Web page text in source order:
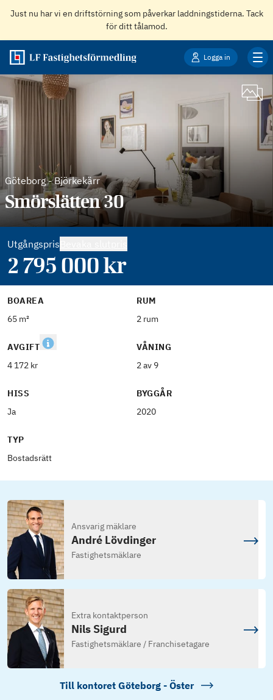
Just nu har vi en driftstörning som påverkar laddningstiderna. Tack
för ditt tålamod.
Logga in
Göteborg-Björkekärr
Smörslätten 30
Utgångspris
2 795 000kr
BOAREA
65 m²
RUM
2 rum
AVGIFT
4 172 kr
VÅNING
2 av 9
HISS
Ja
BYGGÅR
2020
TYP
Bostadsrätt
Ansvarig mäklare
André Lövdinger
Fastighetsmäklare
Extra kontaktperson
Nils Sigurd
Fastighetsmäklare / Franchisetagare
Till kontoret Göteborg - Öster